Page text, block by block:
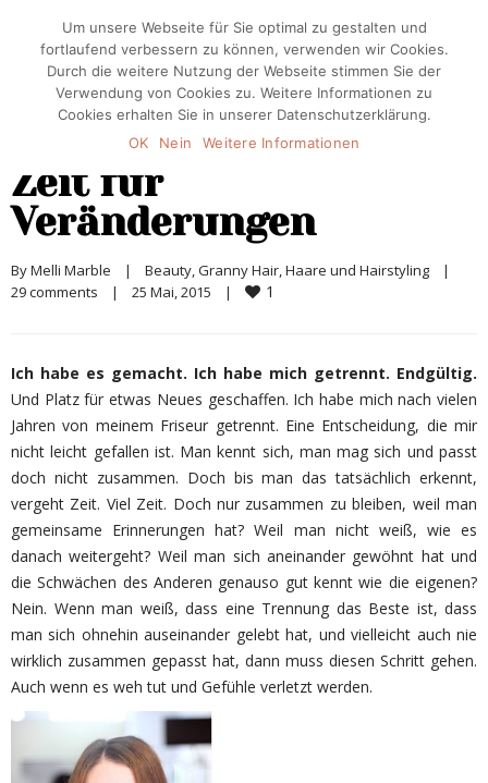
Zeit für
Veränderungen
By Melli Marble | Beauty, Granny Hair, Haare und Hairstyling
|
29 comments
| 25 Mai, 2015 | 1
Ich habe es gemacht. Ich habe mich getrennt. Endgültig.
Und Platz für etwas Neues geschaffen. Ich habe mich nach vielen
Jahren von meinem Friseur getrennt. Eine Entscheidung, die mir
nicht leicht gefallen ist. Man kennt sich, man mag sich und passt
doch nicht zusammen. Doch bis man das tatsächlich erkennt,
vergeht Zeit. Viel Zeit. Doch nur zusammen zu bleiben, weil man
gemeinsame Erinnerungen hat? Weil man nicht weiß, wie es
danach weitergeht? Weil man sich aneinander gewöhnt hat und
die Schwächen des Anderen genauso gut kennt wie die eigenen?
Nein. Wenn man weiß, dass eine Trennung das Beste ist, dass
man sich ohnehin auseinander gelebt hat, und vielleicht auch nie
wirklich zusammen gepasst hat, dann muss diesen Schritt gehen.
Auch wenn es weh tut und Gefühle verletzt werden.
Um unsere Webseite für Sie optimal zu gestalten und
fortlaufend verbessern zu können, verwenden wir Cookies.
Durch die weitere Nutzung der Webseite stimmen Sie der
Verwendung von Cookies zu. Weitere Informationen zu
Cookies erhalten Sie in unserer Datenschutzerklärung.
OK
Nein Weitere Informationen